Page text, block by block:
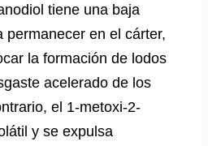
tiene una baja
permanecer en el cárter,
la formación de lodos
acelerado de los
el 1-metoxi-2-
y se expulsa